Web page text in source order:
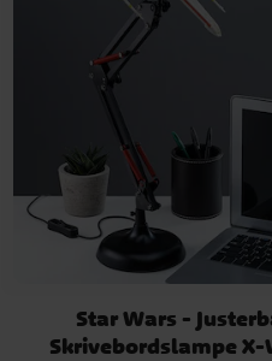
Star Wars -
Skrivebordslampe X-